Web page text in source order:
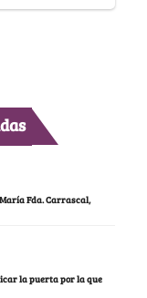
Fda. Carrascal,
la puerta por la que